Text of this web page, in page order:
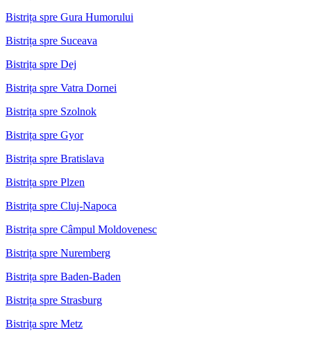
Bistrița spre Gura Humorului
Bistrița spre Suceava
Bistrița spre Dej
Bistrița spre Vatra Dornei
Bistrița spre Szolnok
Bistrița spre Gyor
Bistrița spre Bratislava
Bistrița spre Plzen
Bistrița spre Cluj-Napoca
Bistrița spre Câmpul Moldovenesc
Bistrița spre Nuremberg
Bistrița spre Baden-Baden
Bistrița spre Strasburg
Bistrița spre Metz